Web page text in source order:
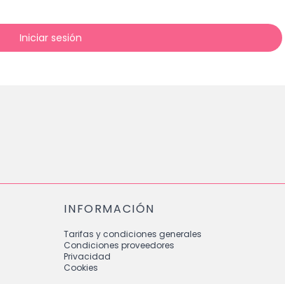
Iniciar sesión
INFORMACIÓN
Tarifas y condiciones generales
Condiciones proveedores
Privacidad
Cookies